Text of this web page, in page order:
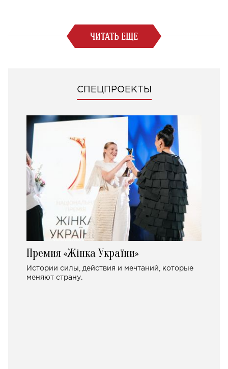
ЧИТАТЬ ЕЩЕ
СПЕЦПРОЕКТЫ
Премия «Жінка України»
Истории силы, действия и мечтаний, которые
меняют страну.